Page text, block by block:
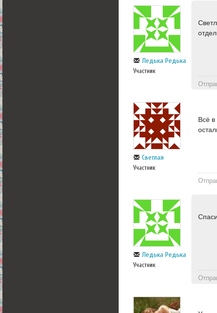
Ледька Редька
Участник
Светлая
Участник
Всё в
Ледька Редька
Участник